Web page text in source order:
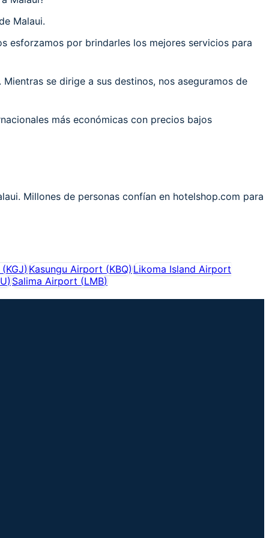
Malaui.
esforzamos por brindarles los mejores servicios para
se dirige a sus destinos, nos aseguramos de
más económicas con precios bajos
Millones de personas confían en hotelshop.com para
(KGJ)Kasungu Airport (KBQ)Likoma Island Airport
) Salima Airport (LMB)